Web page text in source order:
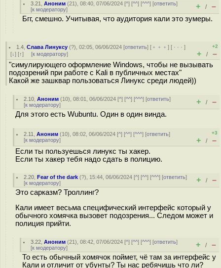
3.21 ,Аноним (21), 08:40, 07/06/2024 [^] [^^] [^^^] [ответить]
[к модератору] + / –
Бгг, смешно. Учитывая, что аудитория кали это зумеры.
1.4 ,Слава Линуксу (?), 02:05, 06/06/2024 [ответить] [ ﹢﹢﹢] [ · · ·]
[↓] [↑] [к модератору]
+2
+ / –
"симулирующего оформление Windows, чтобы не вызывать
подозрений при работе с Kali в публичных местах"
Какой же зашквар пользоваться Линукс среди людей))
2.10 ,Аноним (10), 08:01, 06/06/2024 [^] [^^] [^^^] [ответить]
[к модератору] + / –
Для этого есть Wubuntu. Один в один винда.
2.11 ,Аноним (10), 08:02, 06/06/2024 [^] [^^] [^^^] [ответить]
[к модератору]
+3
+ / –
Если ты пользуешься линукс ты хакер.
Если ты хакер тебя надо сдать в полицию.
2.20 ,Fear of the dark (?), 15:44, 06/06/2024 [^] [^^] [^^^] [ответить]
[к модератору] + / –
Это сарказм? Троллинг?
Кали имеет весьма специфический интерфейс который у
обычного хомячка вызовет подозрения... Следом может и
полиция прийти.
3.22 ,Аноним (21), 08:42, 07/06/2024 [^] [^^] [^^^] [ответить]
[к модератору] + / –
То есть обычный хомячок поймет, чё там за интерфейс у
Кали и отличит от убунты? Ты нас ребячишь что ли?